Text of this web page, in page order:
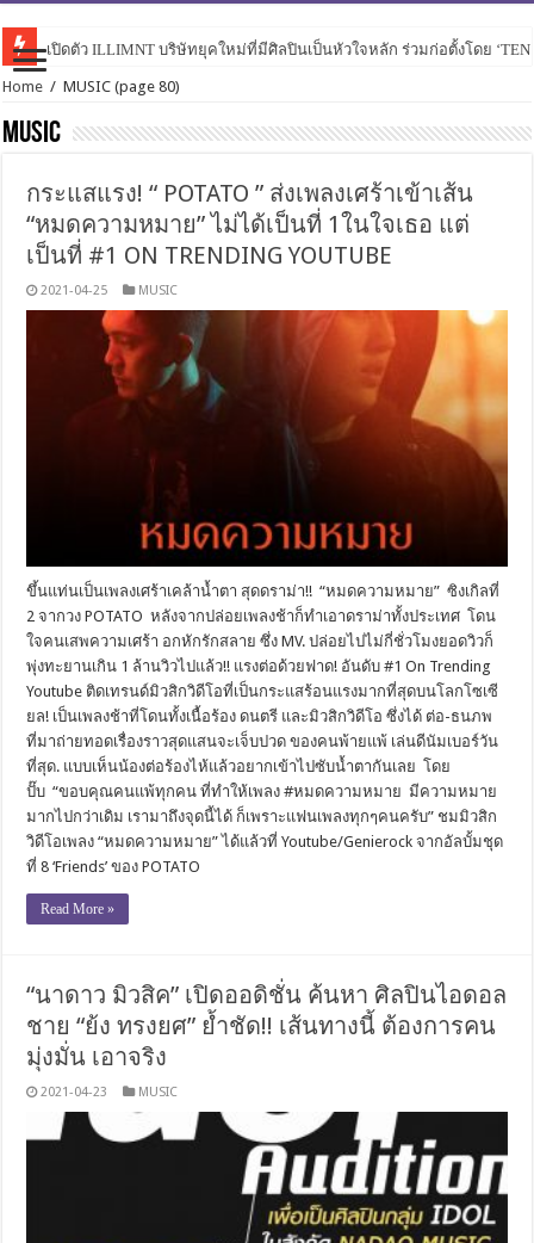
เปิดตัว ILLIMNT บริษัทยุคใหม่ที่มีศิลปินเป็นหัวใจหลัก ร่วมก่อตั้งโดย
Home / MUSIC (page 80)
MUSIC
กระแสแรง! “ POTATO ” ส่งเพลงเศร้าเข้าเส้น
“หมดความหมาย” ไม่ได้เป็นที่ 1ในใจเธอ แต่
เป็นที่ #1 ON TRENDING YOUTUBE
2021-04-25 MUSIC
ขึ้นแท่นเป็นเพลงเศร้าเคล้าน้ำตา สุดดราม่า!! “หมดความหมาย” ซิงเกิลที่
2 จากวง POTATO หลังจากปล่อยเพลงช้าก็ทำเอาดราม่าทั้งประเทศ โดน
ใจคนเสพความเศร้า อกหักรักสลาย ซึ่ง MV. ปล่อยไปไม่กี่ชั่วโมงยอดวิวก็
พุ่งทะยานเกิน 1 ล้านวิวไปแล้ว!! แรงต่อด้วยฟาด! อันดับ #1 On Trending
Youtube ติดเทรนด์มิวสิกวิดีโอที่เป็นกระแสร้อนแรงมากที่สุดบนโลกโซเซี
ยล! เป็นเพลงช้าที่โดนทั้งเนื้อร้อง ดนตรี และมิวสิกวิดีโอ ซึ่งได้ ต่อ-ธนภพ
ที่มาถ่ายทอดเรื่องราวสุดแสนจะเจ็บปวด ของคนพ้ายแพ้ เล่นดีนัมเบอร์วัน
ที่สุด. แบบเห็นน้องต่อร้องไห้แล้วอยากเข้าไปซับน้ำตากันเลย โดย
ปั๊บ “ขอบคุณคนแพ้ทุกคน ที่ทำให้เพลง #หมดความหมาย มีความหมาย
มากไปกว่าเดิม เรามาถึงจุดนี้ได้ ก็เพราะแฟนเพลงทุกๆคนครับ” ชมมิวสิก
วิดีโอเพลง “หมดความหมาย” ได้แล้วที่ Youtube/Genierock จากอัลบั้มชุด
ที่ 8 ‘Friends’ ของ POTATO
Read More »
“นาดาว มิวสิค” เปิดออดิชั่น ค้นหา ศิลปินไอดอล
ชาย “ย้ง ทรงยศ” ย้ำชัด!! เส้นทางนี้ ต้องการคน
มุ่งมั่น เอาจริง
2021-04-23 MUSIC